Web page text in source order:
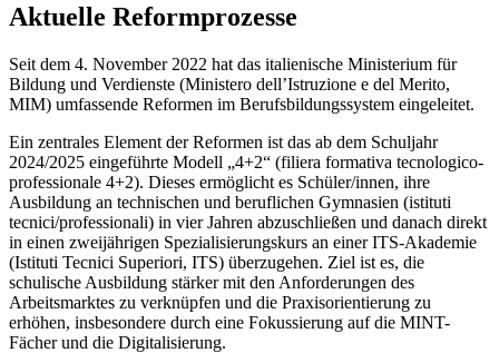
Aktuelle Reformprozesse
Seit dem 4. November 2022 hat das italienische Ministerium für
Bildung und Verdienste (Ministero dell’Istruzione e del Merito,
MIM) umfassende Reformen im Berufsbildungssystem eingeleitet.
Ein zentrales Element der Reformen ist das ab dem Schuljahr
2024/2025 eingeführte Modell „4+2“ (filiera formativa tecnologico-
professionale 4+2). Dieses ermöglicht es Schüler/innen, ihre
Ausbildung an technischen und beruflichen Gymnasien (istituti
tecnici/professionali) in vier Jahren abzuschließen und danach direkt
in einen zweijährigen Spezialisierungskurs an einer ITS-Akademie
(Istituti Tecnici Superiori, ITS) überzugehen. Ziel ist es, die
schulische Ausbildung stärker mit den Anforderungen des
Arbeitsmarktes zu verknüpfen und die Praxisorientierung zu
erhöhen, insbesondere durch eine Fokussierung auf die MINT-
Fächer und die Digitalisierung.